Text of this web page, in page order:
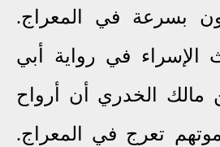
بسرعة في المعراج.
في رواية أبي
الخدري أن أرواح
تعرج في المعراج.